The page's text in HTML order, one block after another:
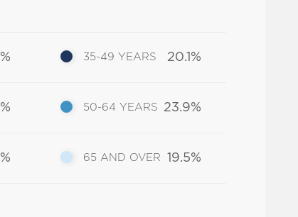
35-49 YEARS 20.1%
50-64 YEARS 23.9%
65 AND OVER 19.5%